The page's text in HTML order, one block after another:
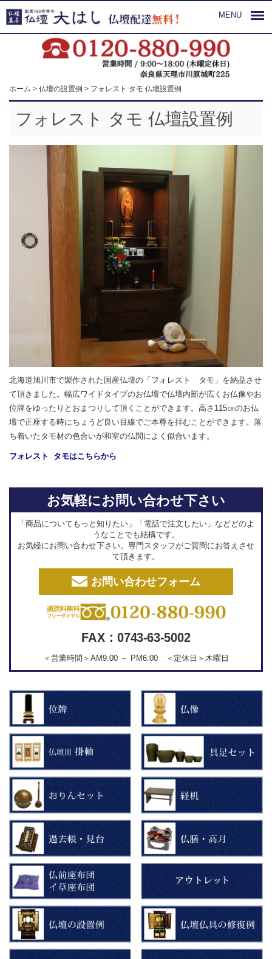
MENU
ホーム > 仏壇の設置例 > フォレスト タモ 仏壇設置例
フォレスト タモ 仏壇設置例
北海道旭川市で製作された国産仏壇の「フォレスト タモ」を納品させ
て頂きました。幅広ワイドタイプのお仏壇で仏壇内部が広くお仏像やお
位牌をゆったりとおまつりして頂くことができます。高さ115㎝のお仏
壇で正座する時にちょうど良い目線でご本尊を拝むことができます。落
ち着いたタモ材の色合いが和室の仏間によく似合います。
フォレスト タモはこちらから
お気軽にお問い合わせ下さい
「商品についてもっと知りたい」「電話で注文したい」などどのよ
うなことでも結構です。
お気軽にお問い合わせ下さい。専門スタッフがご質問にお答えさせ
て頂きます。
お問い合わせフォーム
FAX：0743-63-5002
＜営業時間＞AM9:00 ～ PM6:00 ＜定休日＞木曜日